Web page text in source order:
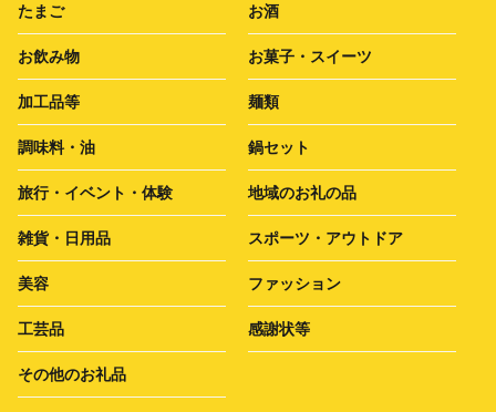
たまご お酒
お飲み物 お菓子・スイーツ
加工品等 麺類
調味料・油 鍋セット
旅行・イベント・体験 地域のお礼の品
雑貨・日用品 スポーツ・アウトドア
美容 ファッション
工芸品 感謝状等
その他のお礼品